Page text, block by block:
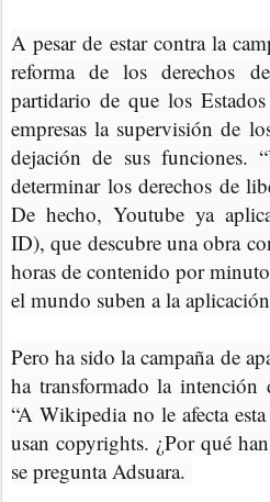
A pesar de estar contra la
reforma de los derechos
partidario de que los
empresas la supervisión de
dejación de sus funciones.
determinar los derechos de
De hecho, Youtube ya
ID), que descubre una obra
horas de contenido por
el mundo suben a la
Pero ha sido la campaña de
ha transformado la
“A Wikipedia no le afecta
usan copyrights. ¿Por qué
se pregunta Adsuara.